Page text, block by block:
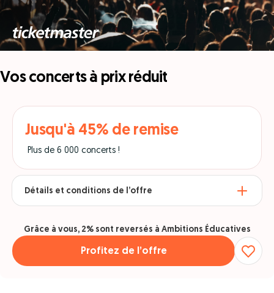
Vos concerts à prix réduit
Jusqu'à 45% de remise
Plus de 6 000 concerts !
Détails et conditions de l’offre
Profitez de l’offre
Grâce à vous, 2% sont reversés à Ambitions Éducatives